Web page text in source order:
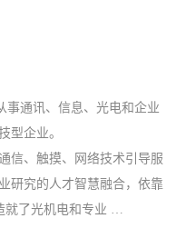
通讯、信息、光电和企业
型企业。
信、触摸、网络技术引导服
研究的人才智慧融合，依靠
就了光机电和专业 …